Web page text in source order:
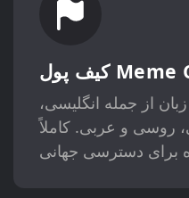
پشتیبانی از بیش از ۲۵ زبان از جمله انگلیسی،
روسی و عربی. کاملاً